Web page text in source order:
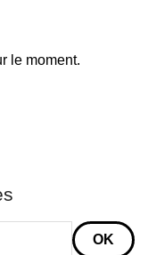
le moment.